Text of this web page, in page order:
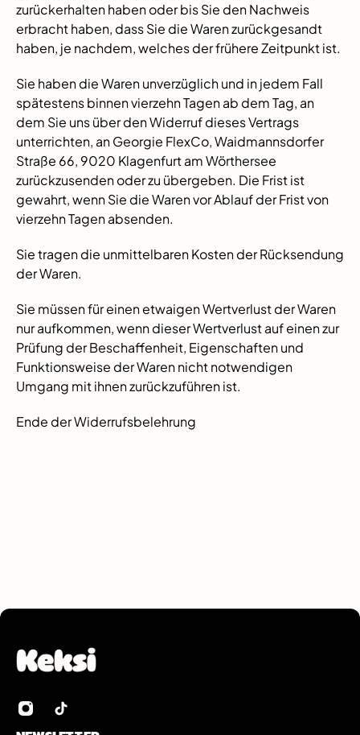
zurückerhalten haben oder bis Sie den Nachweis
erbracht haben, dass Sie die Waren zurückgesandt
haben, je nachdem, welches der frühere Zeitpunkt ist.
Sie haben die Waren unverzüglich und in jedem Fall
spätestens binnen vierzehn Tagen ab dem Tag, an
dem Sie uns über den Widerruf dieses Vertrags
unterrichten, an Georgie FlexCo, Waidmannsdorfer
Straße 66, 9020 Klagenfurt am Wörthersee
zurückzusenden oder zu übergeben. Die Frist ist
gewahrt, wenn Sie die Waren vor Ablauf der Frist von
vierzehn Tagen absenden.
Sie tragen die unmittelbaren Kosten der Rücksendung
der Waren.
Sie müssen für einen etwaigen Wertverlust der Waren
nur aufkommen, wenn dieser Wertverlust auf einen zur
Prüfung der Beschaffenheit, Eigenschaften und
Funktionsweise der Waren nicht notwendigen
Umgang mit ihnen zurückzuführen ist.
Ende der Widerrufsbelehrung